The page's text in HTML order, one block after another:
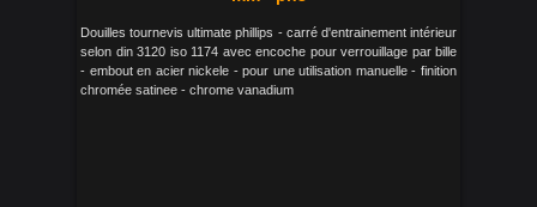
Douilles tournevis ultimate phillips - carré d'entrainement intérieur
selon din 3120 iso 1174 avec encoche pour verrouillage par bille
- embout en acier nickele - pour une utilisation manuelle - finition
chromée satinee - chrome vanadium